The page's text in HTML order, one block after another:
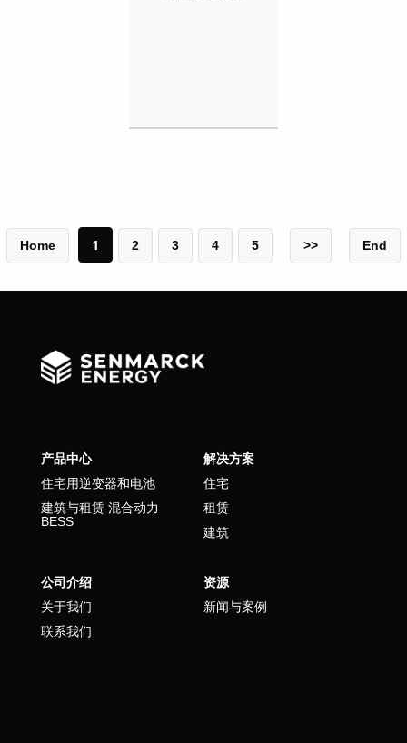
Home 1 2 3 4 5 >> End
产品中心
住宅用逆变器和电池
建筑与租赁 混合动力
BESS
解决方案
住宅
租赁
建筑
公司介绍
关于我们
联系我们
资源
新闻与案例